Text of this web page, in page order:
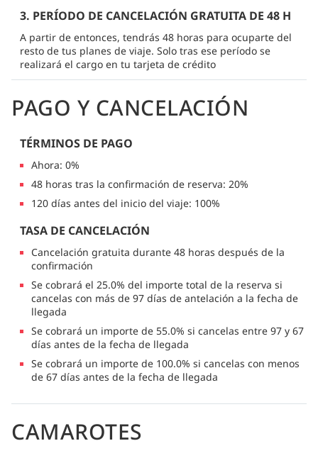
3. PERÍODO DE CANCELACIÓN GRATUITA DE 48 H
A partir de entonces, tendrás 48 horas para ocuparte del
resto de tus planes de viaje. Solo tras ese período se
realizará el cargo en tu tarjeta de crédito
PAGO Y CANCELACIÓN
TÉRMINOS DE PAGO
Ahora: 0%
48 horas tras la confirmación de reserva: 20%
120 días antes del inicio del viaje: 100%
TASA DE CANCELACIÓN
Cancelación gratuita durante 48 horas después de la
confirmación
Se cobrará el 25.0% del importe total de la reserva si
cancelas con más de 97 días de antelación a la fecha de
llegada
Se cobrará un importe de 55.0% si cancelas entre 97 y 67
días antes de la fecha de llegada
Se cobrará un importe de 100.0% si cancelas con menos
de 67 días antes de la fecha de llegada
CAMAROTES